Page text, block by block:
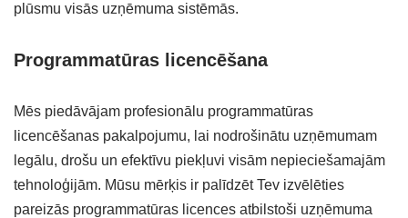
plūsmu visās uzņēmuma sistēmās.
Programmatūras licencēšana
Mēs piedāvājam profesionālu programmatūras
licencēšanas pakalpojumu, lai nodrošinātu uzņēmumam
legālu, drošu un efektīvu piekļuvi visām nepieciešamajām
tehnoloģijām. Mūsu mērķis ir palīdzēt Tev izvēlēties
pareizās programmatūras licences atbilstoši uzņēmuma